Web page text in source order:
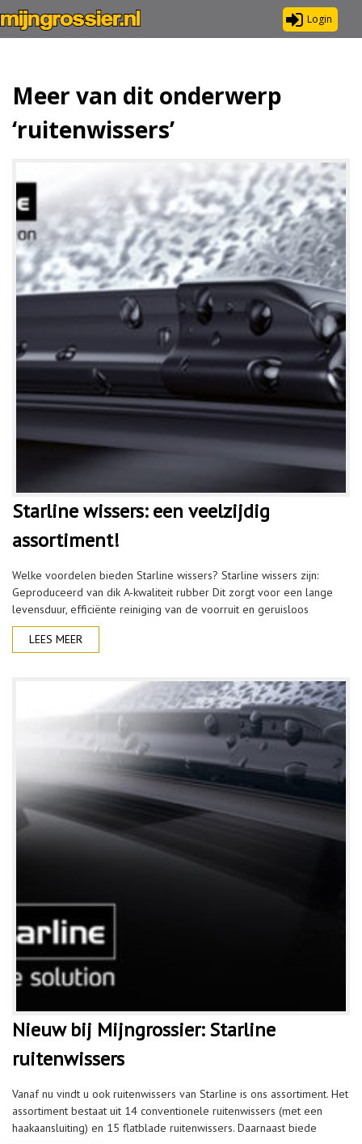
Login
Meer van dit onderwerp
‘ruitenwissers’
Starline wissers: een veelzijdig
assortiment!
Welke voordelen bieden Starline wissers? Starline wissers zijn:
Geproduceerd van dik A-kwaliteit rubber Dit zorgt voor een lange
levensduur, efficiënte reiniging van de voorruit en geruisloos
LEES MEER
Nieuw bij Mijngrossier: Starline
ruitenwissers
Vanaf nu vindt u ook ruitenwissers van Starline is ons assortiment. Het
assortiment bestaat uit 14 conventionele ruitenwissers (met een
haakaansluiting) en 15 flatblade ruitenwissers. Daarnaast biede